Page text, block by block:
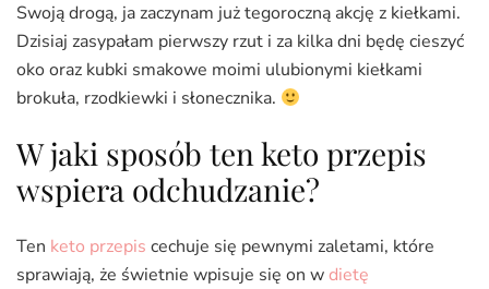
Swoją drogą, ja zaczynam już tegoroczną akcję z kiełkami.
Dzisiaj zasypałam pierwszy rzut i za kilka dni będę cieszyć
oko oraz kubki smakowe moimi ulubionymi kiełkami
brokuła, rzodkiewki i słonecznika.
W jaki sposób ten keto przepis
wspiera odchudzanie?
Ten keto przepis cechuje się pewnymi zaletami, które
sprawiają, że świetnie wpisuje się on wdietę